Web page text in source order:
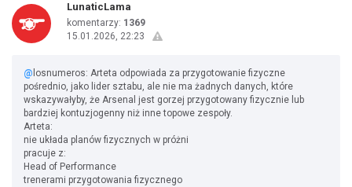
LunaticLama
komentarzy: 1369
15.01.2026, 22:23
@ losnumeros: Arteta odpowiada za przygotowanie fizyczne
pośrednio, jako lider sztabu, ale nie ma żadnych danych, które
wskazywałyby, że Arsenal jest gorzej przygotowany fizycznie lub
bardziej kontuzjogenny niż inne topowe zespoły.
Arteta:
nie układa planów fizycznych w próżni
pracuje z:
Head of Performance
trenerami przygotowania fizycznego